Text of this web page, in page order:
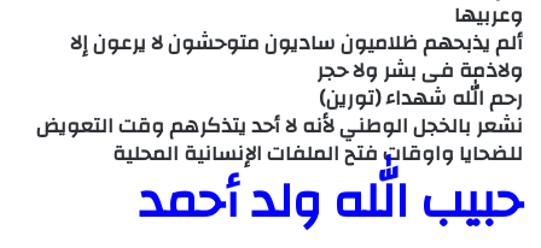
وعربيها
ألم يذبحهم ظلاميون ساديون متوحشون لا يرعون إلا
ولاذمة فى بشر ولا حجر
رحم الله شهداء (تورين)
نشعر بالخجل الوطني لأنه لا أحد يتذكرهم وقت التعويض
للضحايا واوقات فتح الملفات الإنسانية المحلية
حبيب الله ولد أحمد